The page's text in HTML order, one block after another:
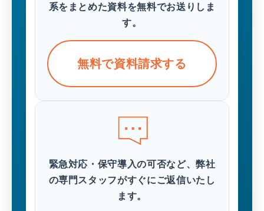
系をまとめた資料を無料でお送りしま
す。
無料で資料請求する
緊急対応・保守導入の可否など、弊社
の専門スタッフがすぐにご返信いたし
ます。